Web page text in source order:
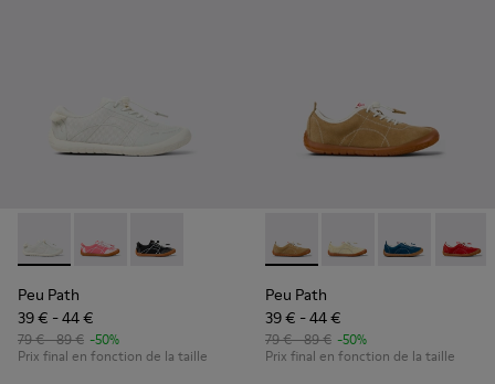
Peu Path - K800691-001 - Baskets blanches en textile et
Peu Path - K800691-003
Peu Path - K800691-002
Peu Path
39 € - 44 €
79 € - 89 € -50%
Prix final en fonction de la taille
Peu Path - K800694-004 -
Peu Path -Peu Path -
Peu
Peu Path
39 € - 44 €
79 € - 89 € -50%
Prix final en fonction de la taille